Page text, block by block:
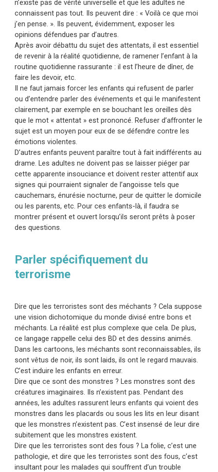
n’existe pas de vérité universelle et que les adultes ne
connaissent pas tout. Ils peuvent dire : « Voilà ce que moi
j’en pense. ». Ils peuvent, évidemment, exposer les
opinions défendues par d’autres.
Après avoir débattu du sujet des attentats, il est essentiel
de revenir à la réalité quotidienne, de ramener l’enfant à la
routine quotidienne rassurante : il est l’heure de dîner, de
faire les devoir, etc.
Il ne faut jamais forcer les enfants qui refusent de parler
ou d’entendre parler des événements et qui le manifestent
clairement, par exemple en se bouchant les oreilles dès
que le mot « attentat » est prononcé. Refuser d’affronter le
sujet est un moyen pour eux de se défendre contre les
émotions violentes.
D’autres enfants peuvent paraître tout à fait indifférents au
drame. Les adultes ne doivent pas se laisser piéger par
cette apparente insouciance et doivent rester attentif aux
signes qui pourraient signaler de l’angoisse tels que
cauchemars, énurésie nocturne, peur de quitter le domicile
ou les parents, etc. Pour ces enfants-là, il faudra se
montrer présent et ouvert lorsqu’ils seront prêts à poser
des questions.
Parler spécifiquement du
terrorisme
Dire que les terroristes sont des méchants ? Cela suppose
une vision dichotomique du monde divisé entre bons et
méchants. La réalité est plus complexe que cela. De plus,
ce langage rappelle celui des BD et des dessins animés.
Dans les cartoons, les méchants sont reconnaissables, ils
sont vêtus de noir, ils sont laids, ils ont le regard mauvais.
C’est induire les enfants en erreur.
Dire que ce sont des monstres ? Les monstres sont des
créatures imaginaires. Ils n’existent pas. Pendant des
années, les adultes rassurent leurs enfants qui voient des
monstres dans les placards ou sous les lits en leur disant
que les monstres n’existent pas. C’est insensé de leur dire
subitement que les monstres existent.
Dire que les terroristes sont des fous ? La folie, c’est une
pathologie, et dire que les terroristes sont des fous, c’est
insultant pour les malades qui souffrent d’un trouble